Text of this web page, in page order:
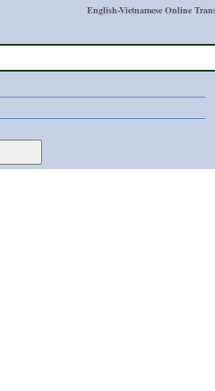
English-Vietnamese Online